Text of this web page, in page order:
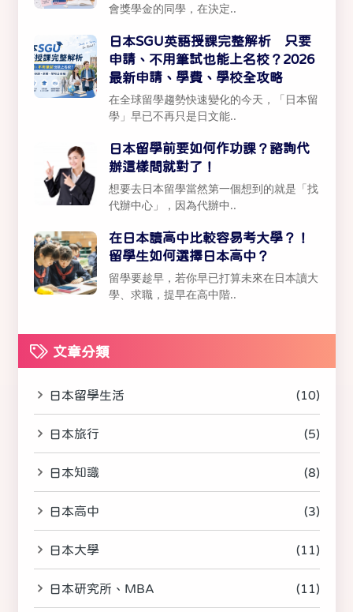
會獎學金的同學，在決定..
日本SGU英語授課完整解析 只要
申請、不用筆試也能上名校？2026
最新申請、學費、學校全攻略
在全球留學趨勢快速變化的今天，「日本留
學」早已不再只是日文能..
日本留學前要如何作功課？諮詢代
辦這樣問就對了！
想要去日本留學當然第一個想到的就是「找
代辦中心」，因為代辦中..
在日本讀高中比較容易考大學？！
留學生如何選擇日本高中？
留學要趁早，若你早已打算未來在日本讀大
學、求職，提早在高中階..
文章分類
日本留學生活 (10)
日本旅行 (5)
日本知識 (8)
日本高中 (3)
日本大學 (11)
日本研究所、MBA (11)